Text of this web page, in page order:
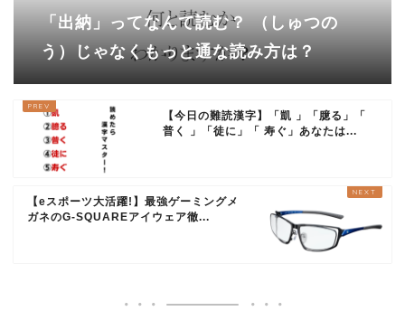
「出納」ってなんて読む？ （しゅつの
う）じゃなくもっと通な読み方は？
【今日の難読漢字】「凱 」「臆る」「
普く 」「徒に」「 寿ぐ」あなたは...
【eスポーツ大活躍!】最強ゲーミングメ
ガネのG-SQUAREアイウェア徹...